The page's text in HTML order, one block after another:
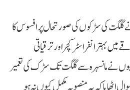
کی سڑکوں کی صورتحال پر افسوس کا
بہتر انفراسٹرکچر اور ترقیاتی
نے مانسہرہ سے گلگت تک سڑک کی تعمیر